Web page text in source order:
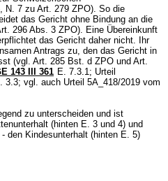
N. 7 zu Art. 279 ZPO). So die
das Gericht ohne Bindung an die
296 Abs. 3 ZPO). Eine Übereinkunft
das Gericht daher nicht. Ihr
Antrags zu, den das Gericht in
(vgl. Art. 285 Bst. d ZPO und Art.
143 III 361 E. 7.3.1; Urteil
3.3; vgl. auch Urteil 5A_418/2019 vom
zu unterscheiden und ist
(hinten E. 3 und 4) und
den Kindesunterhalt (hinten E. 5)